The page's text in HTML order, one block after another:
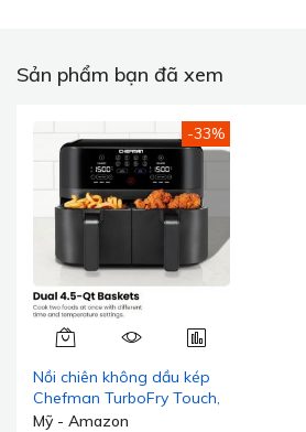
Sản phẩm bạn đã xem
-33%
Nồi chiên không dầu kép
Chefman TurboFry Touch,
tối ưu hóa bữa ăn lành
Mỹ - Amazon